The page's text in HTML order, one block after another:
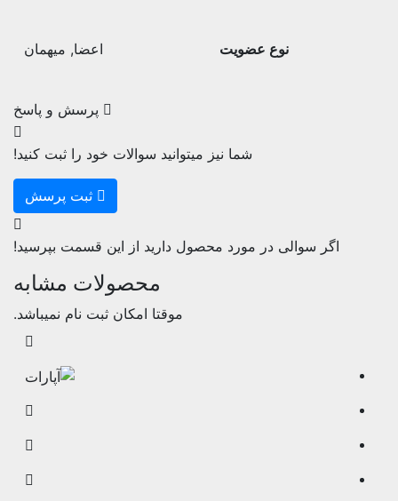
نوع عضویت میهمان
پرسش و پاسخ
شما نیز میتوانید سوالات خود را ثبت کنید!
اگر سوالی در مورد محصول دارید از این قسمت بپرسید!
محصولات مشابه
موقتا امکان ثبت نام نمیباشد.